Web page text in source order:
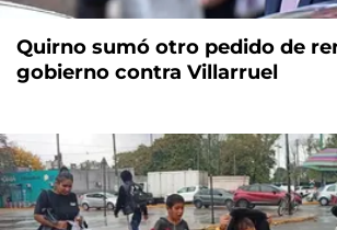
Quirno sumó otro pedido de
gobierno contra Villarruel